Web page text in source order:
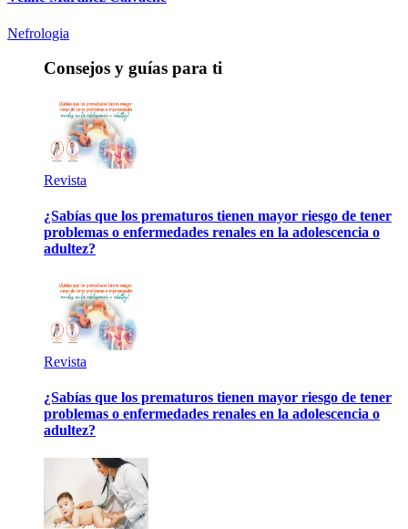
Nefrologia
Consejos y guías para ti
Revista
¿Sabías que los prematuros tienen mayor riesgo de tener
problemas o enfermedades renales en la adolescencia o
adultez?
Revista
¿Sabías que los prematuros tienen mayor riesgo de tener
problemas o enfermedades renales en la adolescencia o
adultez?